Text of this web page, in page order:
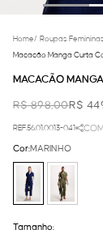
Home/ Roupas Femininas
Macacão Manga Curta
MACACÃO
R$ 898,00R$
REF.56.01.0013-041
Cor:MARINHO
Tamanho: